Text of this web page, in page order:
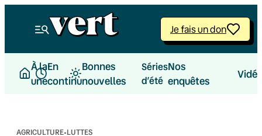
Je fais un don
À la
une
En
continu
Bonnes
nouvelles
Séries
d’été
Nos
enquêtes
AGRICULTURE·LUTTES